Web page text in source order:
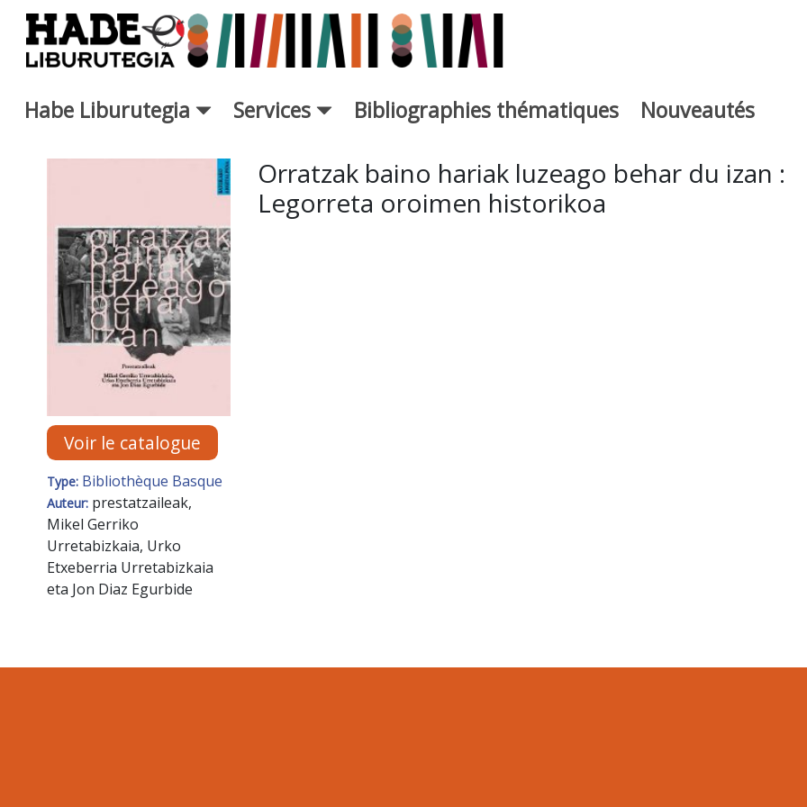
Saut au contenu principal
Habe Liburutegia Services Bibliographies thématiques Nouveautés
Fiche de Nouveaux Livres - Liburutegia
Voir le catalogue
Type: Bibliothèque Basque
Auteur: prestatzaileak,
Mikel Gerriko
Urretabizkaia, Urko
Etxeberria Urretabizkaia
eta Jon Diaz Egurbide
Orratzak baino hariak luzeago behar du izan :
Legorreta oroimen historikoa